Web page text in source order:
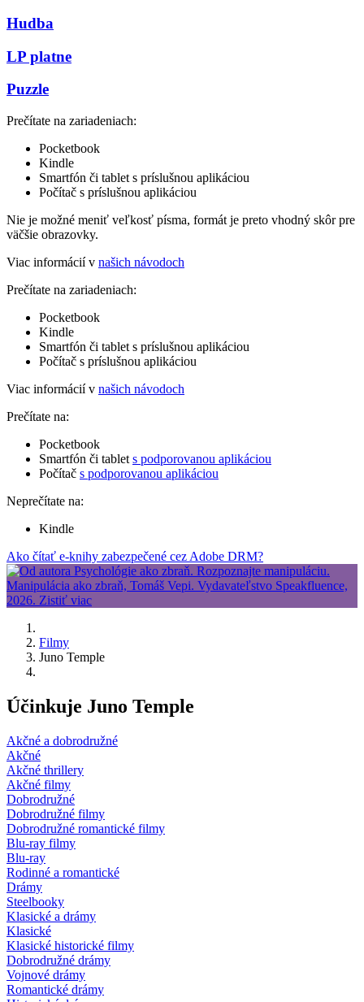
Hudba
LP platne
Puzzle
Prečítate na zariadeniach:
Pocketbook
Kindle
Smartfón či tablet s príslušnou aplikáciou
Počítač s príslušnou aplikáciou
Nie je možné meniť veľkosť písma, formát je preto vhodný skôr pre
väčšie obrazovky.
Viac informácií v našich návodoch
Prečítate na zariadeniach:
Pocketbook
Kindle
Smartfón či tablet s príslušnou aplikáciou
Počítač s príslušnou aplikáciou
Viac informácií v našich návodoch
Prečítate na:
Pocketbook
Smartfón či tablet s podporovanou aplikáciou
Počítač s podporovanou aplikáciou
Neprečítate na:
Kindle
Ako čítať e-knihy zabezpečené cez Adobe DRM?
Filmy
Juno Temple
Účinkuje Juno Temple
Akčné a dobrodružné
Akčné
Akčné thrillery
Akčné filmy
Dobrodružné
Dobrodružné filmy
Dobrodružné romantické filmy
Blu-ray filmy
Blu-ray
Rodinné a romantické
Drámy
Steelbooky
Klasické a drámy
Klasické
Klasické historické filmy
Dobrodružné drámy
Vojnové drámy
Romantické drámy